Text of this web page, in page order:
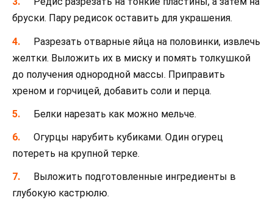
бруски. Пару редисок оставить для украшения.
Разрезать отварные яйца на половинки, извлечь
желтки. Выложить их в миску и помять толкушкой
до получения однородной массы. Приправить
хреном и горчицей, добавить соли и перца.
Белки нарезать как можно мельче.
Огурцы нарубить кубиками. Один огурец
потереть на крупной терке.
Выложить подготовленные ингредиенты в
глубокую кастрюлю.